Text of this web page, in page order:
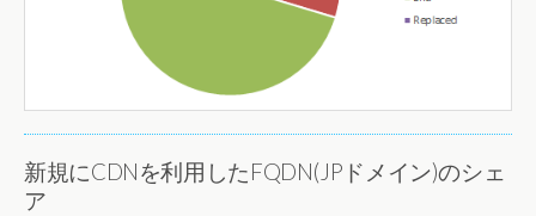
新規にCDNを利用したFQDN(JPドメイン)のシェ
ア